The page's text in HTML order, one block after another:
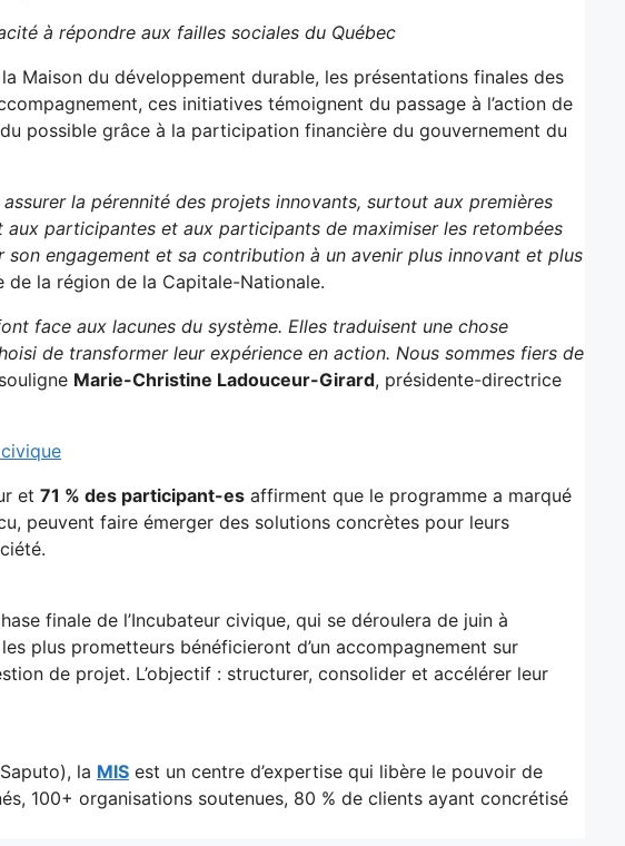
à répondre aux failles sociales du Québec
Maison du développement durable, les présentations finales des
ces initiatives témoignent du passage à l’action de
possible grâce à la participation financière du gouvernement du
la pérennité des projets innovants, surtout aux premières
aux participantes et aux participants de maximiser les retombées
engagement et sa contribution à un avenir plus innovant et plus
de la région de la Capitale-Nationale.
face aux lacunes du système. Elles traduisent une chose
de transformer leur expérience en action. Nous sommes fiers de
Marie-Christine Ladouceur-Girard, présidente-directrice
et 71 % des participant-es affirment que le programme a marqué
peuvent faire émerger des solutions concrètes pour leurs
finale de l’Incubateur civique, qui se déroulera de juin à
plus prometteurs bénéficieront d’un accompagnement sur
de projet. L’objectif : structurer, consolider et accélérer leur
la MIS est un centre d’expertise qui libère le pouvoir de
100+ organisations soutenues, 80 % de clients ayant concrétisé